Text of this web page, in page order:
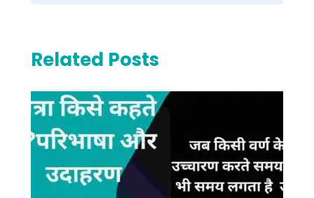
Related Posts